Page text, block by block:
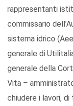
rappresentanti
commissario
sistema idrico
generale di
generale della
Vita –
chiudere i lavori,